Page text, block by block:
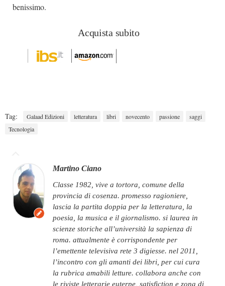
benissimo.
Acquista subito
Tag: Galaad Edizioni letteratura libri novecento passione
saggi
Tecnologia
Martino Ciano
classe 1982, vive a tortora, comune della
provincia di cosenza. promesso ragioniere,
lascia la partita doppia per la letteratura, la
poesia, la musica e il giornalismo. si laurea in
scienze storiche all’università la sapienza di
roma. attualmente è corrispondente per
l’emettente televisiva rete 3 digiesse. nel 2011,
l’incontro con gli amanti dei libri, per cui cura
la rubrica amabili letture. collabora anche con
le riviste letterarie euterpe, satisfiction e zona di